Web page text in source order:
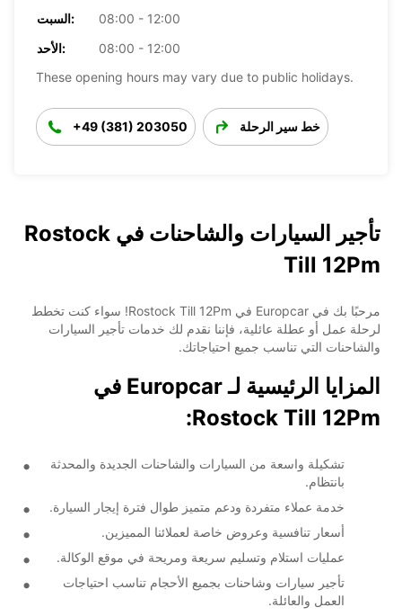
السبت:
08:00 - 12:00
الأحد:
08:00 - 12:00
These opening hours may vary due to public holidays.
+49 (381) 203050 خط سير الرحلة
تأجير السيارات والشاحنات في Rostock
Till 12Pm
مرحبًا بك في Europcar في Rostock Till 12Pm! سواء كنت تخطط
لرحلة عمل أو عطلة عائلية، فإننا نقدم لك خدمات تأجير السيارات
والشاحنات التي تناسب جميع احتياجاتك.
المزايا الرئيسية لـ Europcar في
Rostock Till 12Pm:
تشكيلة واسعة من السيارات والشاحنات الجديدة والمحدثة
بانتظام.
خدمة عملاء متفردة ودعم متميز طوال فترة إيجار السيارة.
أسعار تنافسية وعروض خاصة لعملائنا المميزين.
عمليات استلام وتسليم سريعة ومريحة في موقع الوكالة.
تأجير سيارات وشاحنات بجميع الأحجام تناسب احتياجات
العمل والعائلة.